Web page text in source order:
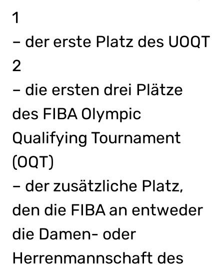
1
– der erste Platz des UOQT
2
– die ersten drei Plätze
des FIBA Olympic
Qualifying Tournament
(OQT)
– der zusätzliche Platz,
den die FIBA an entweder
die Damen- oder
Herrenmannschaft des